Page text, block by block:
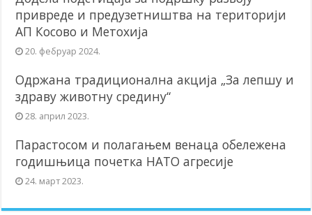
привреде и предузетништва на територији
АП Косово и Метохија
20. фебруар 2024.
Одржана традиционална акција „За лепшу и
здраву животну средину“
28. април 2023.
Парастосом и полагањем венаца обележена
годишњица почетка НАТО агресије
24. март 2023.